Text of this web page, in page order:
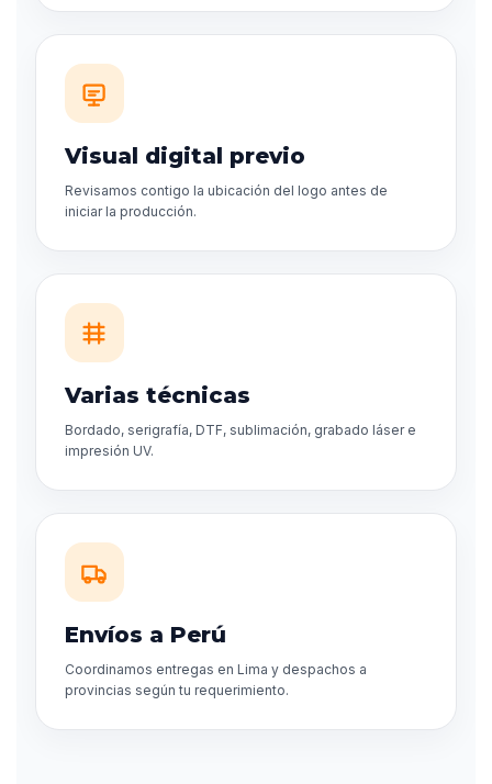
Visual digital previo
Revisamos contigo la ubicación del logo antes de
iniciar la producción.
Varias técnicas
Bordado, serigrafía, DTF, sublimación, grabado láser e
impresión UV.
Envíos a Perú
Coordinamos entregas en Lima y despachos a
provincias según tu requerimiento.